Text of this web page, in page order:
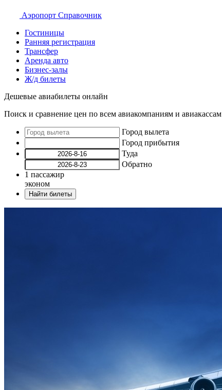
Аэропорт Справочник
Гостиницы
Ранняя регистрация
Трансфер
Аренда авто
Бизнес-залы
Ж/д билеты
Дешевые авиабилеты онлайн
Поиск и сравнение цен по всем авиакомпаниям и авиакассам
Город вылета
Город прибытия
Туда
Обратно
1 пассажир
эконом
Найти билеты